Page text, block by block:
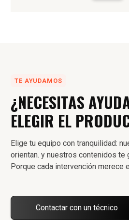
TE AYUDAMOS
¿NECESITAS
ELEGIR EL
Elige tu equipo con tranquilidad:
orientan. y nuestros contenidos te
Porque cada intervención merece
Contactar con un técnico